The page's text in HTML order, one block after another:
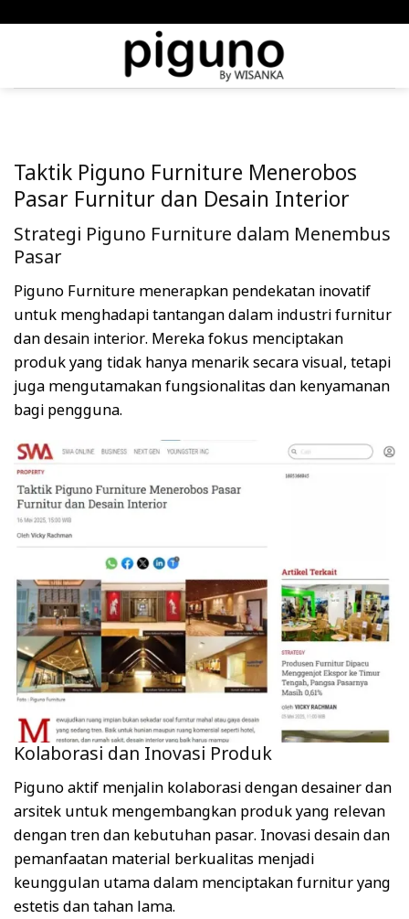
Taktik Piguno Furniture Menerobos
Pasar Furnitur dan Desain Interior
Strategi Piguno Furniture dalam Menembus
Pasar
Piguno Furniture menerapkan pendekatan inovatif
untuk menghadapi tantangan dalam industri furnitur
dan desain interior. Mereka fokus menciptakan
produk yang tidak hanya menarik secara visual, tetapi
juga mengutamakan fungsionalitas dan kenyamanan
bagi pengguna.
Kolaborasi dan Inovasi Produk
Piguno aktif menjalin kolaborasi dengan desainer dan
arsitek untuk mengembangkan produk yang relevan
dengan tren dan kebutuhan pasar. Inovasi desain dan
pemanfaatan material berkualitas menjadi
keunggulan utama dalam menciptakan furnitur yang
estetis dan tahan lama.